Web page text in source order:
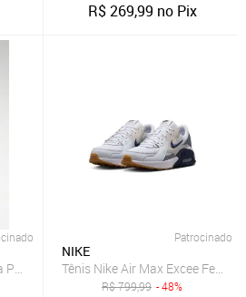
R$269,99 no Pix
Patrocinado
NIKE
Tênis Nike Air Max Excee
R$799,99 - 48%